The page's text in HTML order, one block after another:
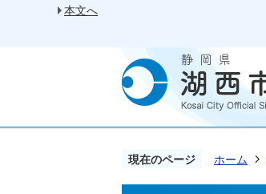
本文へ
現在のページ ホーム